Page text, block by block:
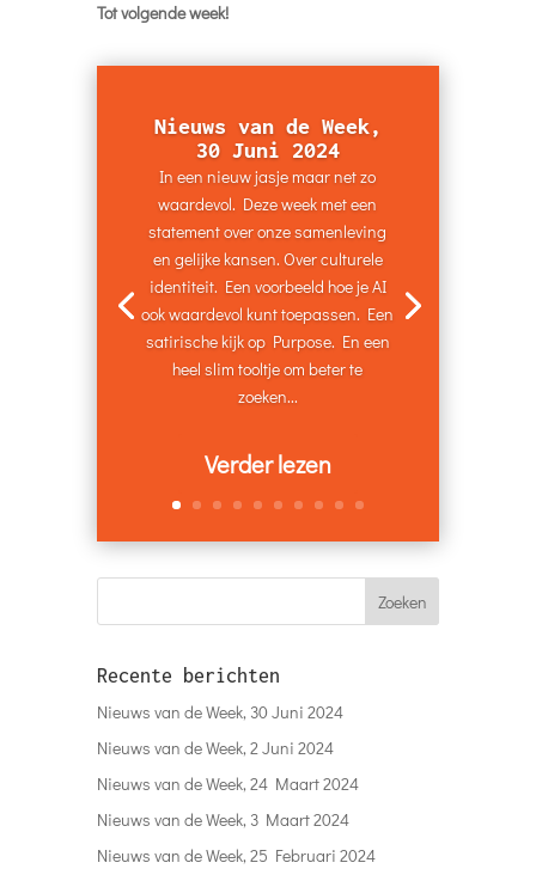
Tot volgende week!
Nieuws van de Week,
30 Juni 2024
In een nieuw jasje maar net zo
waardevol. Deze week met een
statement over onze samenleving
en gelijke kansen. Over culturele
identiteit. Een voorbeeld hoe je AI
ook waardevol kunt toepassen. Een
satirische kijk op Purpose. En een
heel slim tooltje om beter te
zoeken...
Verder lezen
Recente berichten
Nieuws van de Week, 30 Juni 2024
Nieuws van de Week, 2 Juni 2024
Nieuws van de Week, 24 Maart 2024
Nieuws van de Week, 3 Maart 2024
Nieuws van de Week, 25 Februari 2024